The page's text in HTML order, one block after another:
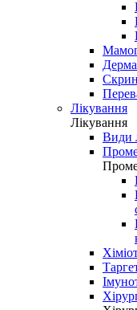
Лікування
Лікування
Види